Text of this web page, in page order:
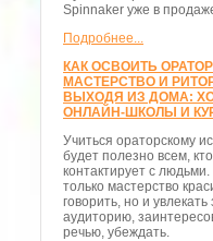
Spinnaker уже в
Подробнее...
КАК ОСВОИТЬ
МАСТЕРСТВО И
ВЫХОДЯ ИЗ ДОМА:
ОНЛАЙН-ШКОЛЫ И
Учиться ораторскому
будет полезно всем, кто
контактирует с
только мастерство
говорить, но и увлекать
аудиторию,
речью, убеждать.